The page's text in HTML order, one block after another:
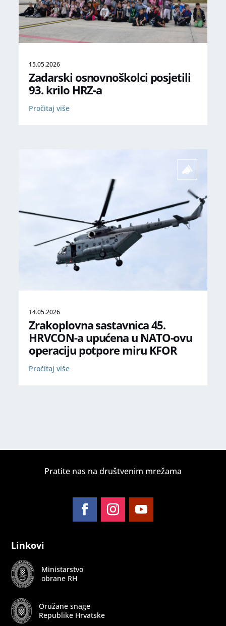
15.05.2026
Zadarski osnovnoškolci posjetili
93. krilo HRZ-a
Pročitaj više
14.05.2026
Zrakoplovna sastavnica 45.
HRVCON-a upućena u NATO-ovu
operaciju potpore miru KFOR
Pročitaj više
Pratite nas na društvenim mrežama
Linkovi
Ministarstvo
obrane RH
Oružane snage
Republike Hrvatske